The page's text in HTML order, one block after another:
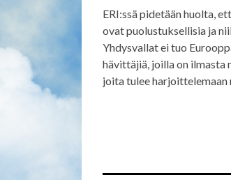
ERI:ssä pidetään huolta,
ovat puolustuksellisia ja
Yhdysvallat ei tuo
hävittäjiä, joilla on ilmasta
joita tulee harjoittelemaan